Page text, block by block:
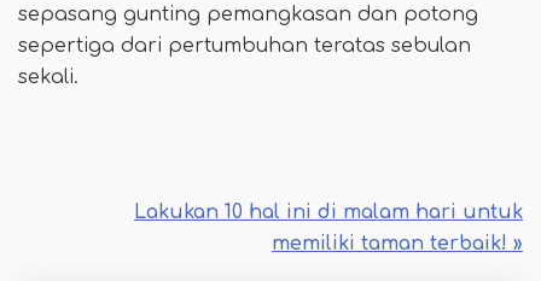
sepasang gunting pemangkasan dan potong
sepertiga dari pertumbuhan teratas sebulan
sekali.
Lakukan 10 hal ini di malam hari untuk
memiliki taman terbaik! »